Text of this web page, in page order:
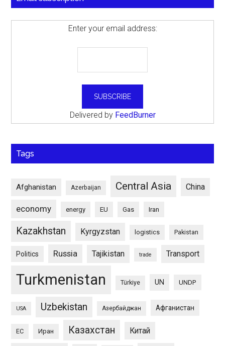
Enter your email address:
Delivered by FeedBurner
Tags
Afghanistan Azerbaijan Central Asia China
economy energy EU Gas Iran
Kazakhstan Kyrgyzstan logistics Pakistan
Politics Russia Tajikistan trade Transport
Turkmenistan Türkiye UN UNDP
USA Uzbekistan Азербайджан Афганистан
ЕС Иран Казахстан Китай